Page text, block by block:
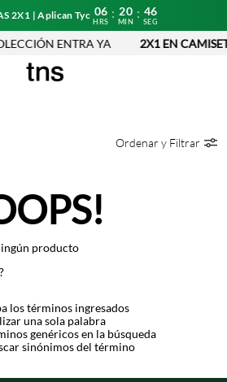
2X1 | Aplican Tyc 06
HRS
: 20
MIN
: 46
SEG
ENTRA YA 2X1 EN
Ordenar y Filtrar
producto
los términos ingresados
una sola palabra
genéricos en la búsqueda
sinónimos del término